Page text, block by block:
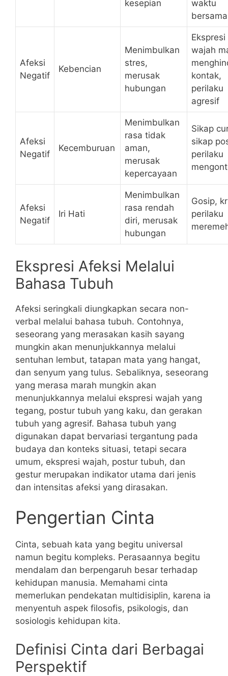
kesepian
waktu
bersama
Afeksi
Negatif
Kebencian
Menimbulkan
stres,
merusak
hubungan
Ekspresi
wajah
kontak,
perilaku
agresif
Afeksi
Negatif
Kecemburuan
Menimbulkan
rasa tidak
aman,
merusak
kepercayaan
Sikap
sikap
perilaku
Afeksi
Negatif
Iri Hati
Menimbulkan
rasa rendah
diri, merusak
hubungan
Gosip,
perilaku
Ekspresi Afeksi Melalui
Bahasa Tubuh
Afeksi seringkali diungkapkan secara non-
verbal melalui bahasa tubuh. Contohnya,
seseorang yang merasakan kasih sayang
mungkin akan menunjukkannya melalui
sentuhan lembut, tatapan mata yang hangat,
dan senyum yang tulus. Sebaliknya, seseorang
yang merasa marah mungkin akan
menunjukkannya melalui ekspresi wajah yang
tegang, postur tubuh yang kaku, dan gerakan
tubuh yang agresif. Bahasa tubuh yang
digunakan dapat bervariasi tergantung pada
budaya dan konteks situasi, tetapi secara
umum, ekspresi wajah, postur tubuh, dan
gestur merupakan indikator utama dari jenis
dan intensitas afeksi yang dirasakan.
Pengertian Cinta
Cinta, sebuah kata yang begitu universal
namun begitu kompleks. Perasaannya begitu
mendalam dan berpengaruh besar terhadap
kehidupan manusia. Memahami cinta
memerlukan pendekatan multidisiplin, karena ia
menyentuh aspek filosofis, psikologis, dan
sosiologis kehidupan kita.
Definisi Cinta dari Berbagai
Perspektif